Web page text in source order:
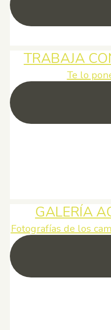
TRABAJA
Te lo
GALERÍA
Fotografías de los